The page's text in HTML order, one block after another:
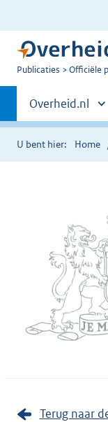
U
Publicaties Officiële
Primaire
navigatie
Andere
sites
binnen
Overheid.nl
U bent hier: Home
Terug naar